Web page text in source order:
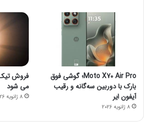
Moto X70 Air Pro؛ گوشی فوق
بارک با دوربین سه‌گانه و رقیب
آیفون ایر
8 ژانویه 2026
می شود
8 ژانویه 2026